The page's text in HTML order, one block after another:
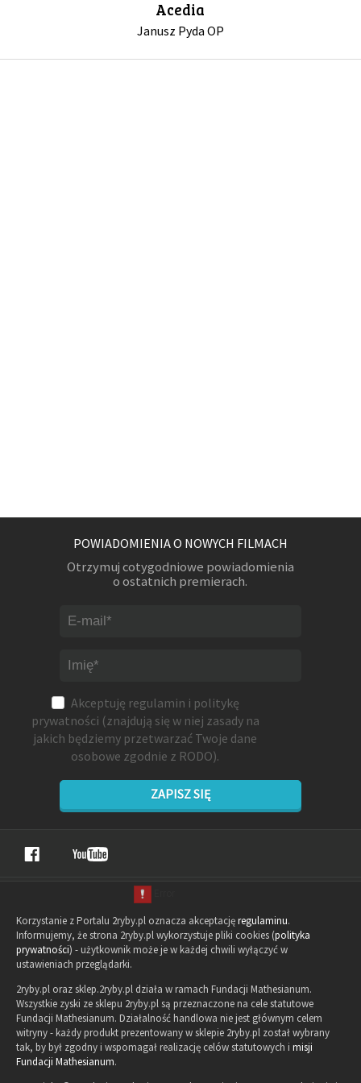
Acedia
Janusz Pyda OP
POWIADOMIENIA O NOWYCH FILMACH
Otrzymuj cotygodniowe powiadomienia
o ostatnich premierach.
Akceptuję regulamin i politykę
prywatności (znajdują się w niej zasady na
jakich będziemy przetwarzać Twoje dane
osobowe zgodnie z RODO).
ZAPISZ SIĘ
Korzystanie z Portalu 2ryby.pl oznacza akceptacjęregulaminu.
Informujemy, że strona 2ryby.pl wykorzystuje pliki cookies (polityka
prywatności) - użytkownik może je w każdej chwili wyłączyć w
ustawieniach przeglądarki.
2ryby.pl oraz sklep.2ryby.pl działa w ramach Fundacji Mathesianum.
Wszystkie zyski ze sklepu 2ryby.pl są przeznaczone na cele statutowe
Fundacji Mathesianum. Działalność handlowa nie jest głównym celem
witryny - każdy produkt prezentowany w sklepie 2ryby.pl został wybrany
tak, by był zgodny i wspomagał realizację celów statutowych i misji
Fundacji Mathesianum.